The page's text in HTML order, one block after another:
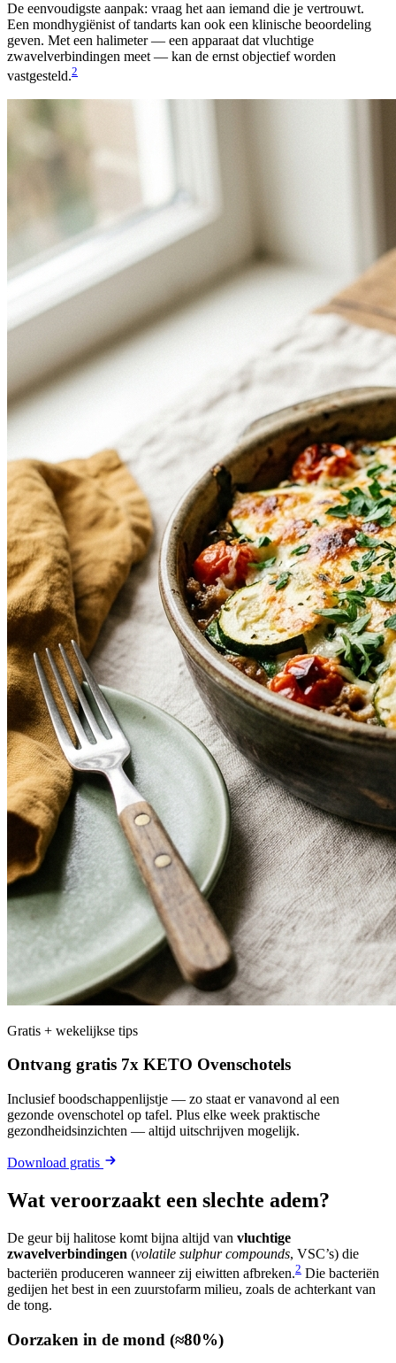
De eenvoudigste aanpak: vraag het aan iemand die je vertrouwt.
Een mondhygiënist of tandarts kan ook een klinische beoordeling
geven. Met een halimeter — een apparaat dat vluchtige
zwavelverbindingen meet — kan de ernst objectief worden
vastgesteld.2
Gratis + wekelijkse tips
Ontvang gratis 7x KETO Ovenschotels
Inclusief boodschappenlijstje — zo staat er vanavond al een
gezonde ovenschotel op tafel. Plus elke week praktische
gezondheidsinzichten — altijd uitschrijven mogelijk.
Download gratis
Wat veroorzaakt een slechte adem?
De geur bij halitose komt bijna altijd van vluchtige
zwavelverbindingen (volatile sulphur compounds, VSC’s) die
bacteriën produceren wanneer zij eiwitten afbreken.2 Die bacteriën
gedijen het best in een zuurstofarm milieu, zoals de achterkant van
de tong.
Oorzaken in de mond (≈80%)